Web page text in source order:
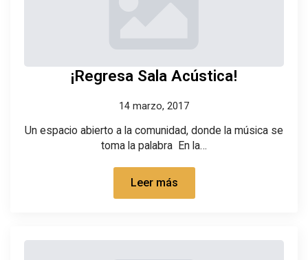
¡Regresa Sala Acústica!
14 marzo, 2017
Un espacio abierto a la comunidad, donde la música se
toma la palabra En la…
Leer más